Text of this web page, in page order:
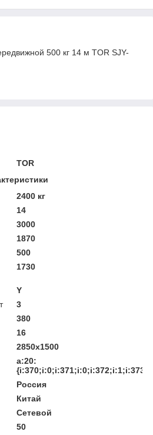
500 кг 14 м TOR SJY-
TOR
2400 кг
14
3000
1870
500
1730
Y
3
380
16
2850х1500
a:20:
Россия
Китай
Сетевой
50